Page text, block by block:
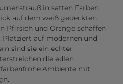
in satten Farben
auf dem weiß gedeckten
Pfirsich und Orange schaffen
Platziert auf modernen und
sind sie ein echter
die edlen
Ambiente mit